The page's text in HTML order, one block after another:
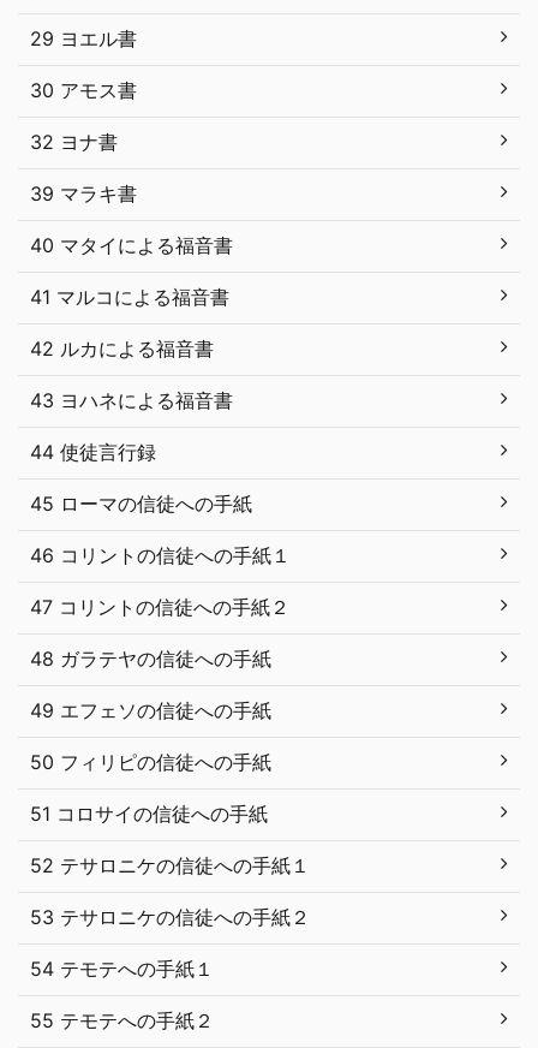
29 ヨエル書
30 アモス書
32 ヨナ書
39 マラキ書
40 マタイによる福音書
41 マルコによる福音書
42 ルカによる福音書
43 ヨハネによる福音書
44 使徒言行録
45 ローマの信徒への手紙
46 コリントの信徒への手紙１
47 コリントの信徒への手紙２
48 ガラテヤの信徒への手紙
49 エフェソの信徒への手紙
50 フィリピの信徒への手紙
51 コロサイの信徒への手紙
52 テサロニケの信徒への手紙１
53 テサロニケの信徒への手紙２
54 テモテへの手紙１
55 テモテへの手紙２